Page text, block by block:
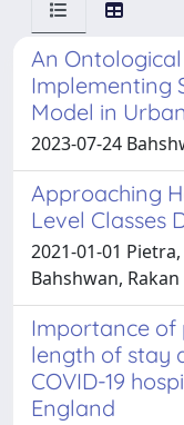
An
Implementing
Model in
2023-07-24
Approaching
Level Classes
2021-01-01
Bahshwan, Rakan
Importance of
length of stay
COVID-19
England